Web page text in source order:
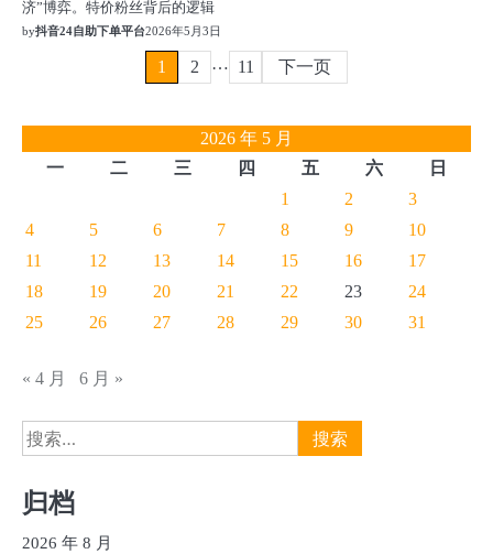
济”博弈。特价粉丝背后的逻辑
by抖音24自助下单平台2026年5月3日
分
1 2 … 11 下一页
2026 年 5 月
一
二 三 四 五 六
日
1
2
3
4
5 6 7 8 9
10
11
12 13 14 15 16
17
18
19 20 21 22 23
24
25
26 27 28 29 30 31
« 4 月 6 月 »
搜
索：
归档
2026 年 8 月